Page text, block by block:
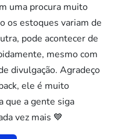
uma procura muito
os estoques variam de
pode acontecer de
mesmo com
divulgação. Agradeço
ele é muito
que a gente siga
vez mais 💙